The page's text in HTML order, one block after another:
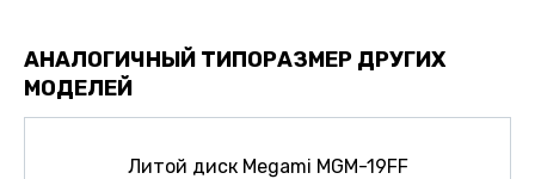
АНАЛОГИЧНЫЙ ТИПОРАЗМЕР ДРУГИХ
МОДЕЛЕЙ
Литой диск Megami MGM-19FF